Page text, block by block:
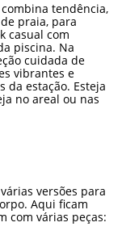
tendência,
praia, para
casual com
piscina. Na
cuidada de
vibrantes e
da estação. Esteja
no areal ou nas
versões para
Aqui ficam
com várias peças: